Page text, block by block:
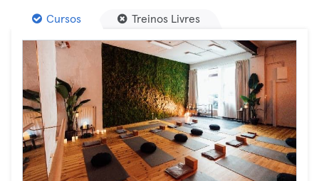
Cursos Treinos Livres